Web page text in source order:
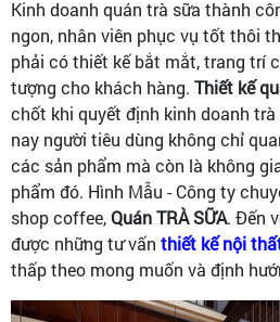
Kinh doanh quán trà sữa thành
ngon, nhân viên phục vụ tốt thôi
phải có thiết kế bắt mắt, trang trí
tượng cho khách hàng. Thiết kế
chốt khi quyết định kinh doanh
nay người tiêu dùng không chỉ
các sản phẩm mà còn là không
phẩm đó. Hình Mẫu - Công ty
shop coffee,Quán TRÀ SỮA. Đến
được những tư vấn thiết kế nội
thấp theo mong muốn và định